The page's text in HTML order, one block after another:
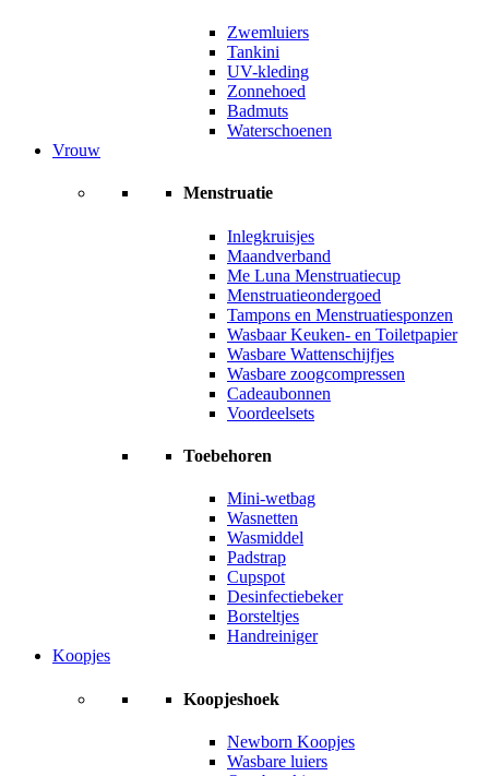
Zwemluiers
Tankini
UV-kleding
Zonnehoed
Badmuts
Waterschoenen
Vrouw
Menstruatie
Inlegkruisjes
Maandverband
Me Luna Menstruatiecup
Menstruatieondergoed
Tampons en Menstruatiesponzen
Wasbaar Keuken- en Toiletpapier
Wasbare Wattenschijfjes
Wasbare zoogcompressen
Cadeaubonnen
Voordeelsets
Toebehoren
Mini-wetbag
Wasnetten
Wasmiddel
Padstrap
Cupspot
Desinfectiebeker
Borsteltjes
Handreiniger
Koopjes
Koopjeshoek
Newborn Koopjes
Wasbare luiers